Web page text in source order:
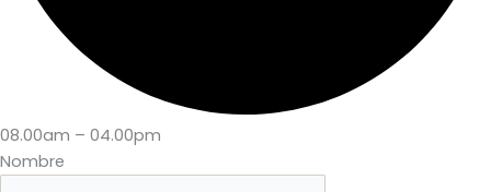
08.00am – 04.00pm
Nombre